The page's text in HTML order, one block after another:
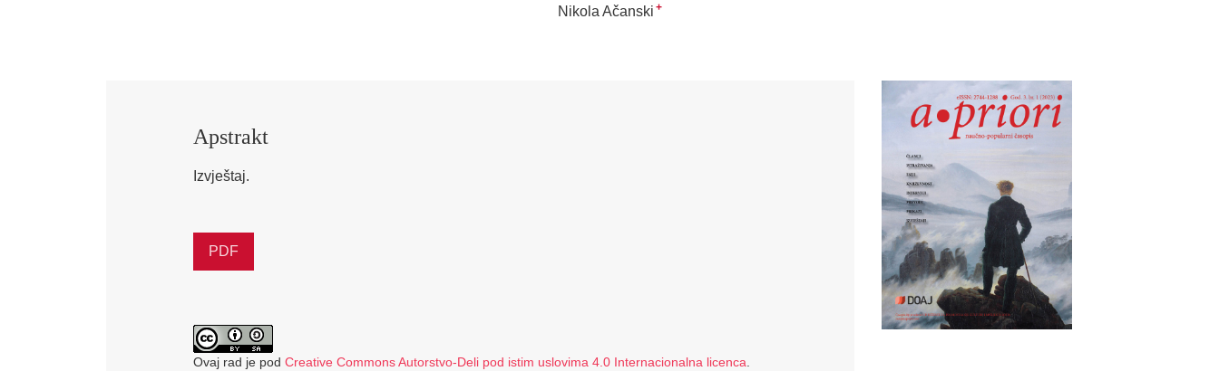
Nikola Ačanski +
Apstrakt
Izvještaj.
PDF
Ovaj rad je pod Creative Commons Autorstvo-Deli pod istim uslovima 4.0 Internacionalna licenca.